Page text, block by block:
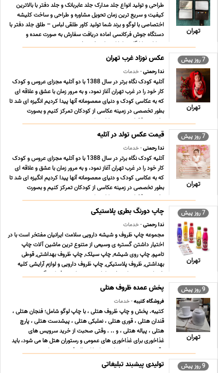
تهران
طراحی و تولید انواع جلد مدارک جلد عابربانک و جلد دفتر با بالاترین
کیفیت و سریع ترین زمان تحویل مشاوره و طراحی و ساخت کلیشه
اختصاصی با لوگو و برند شما تولید کاور طلقی لباس – طلق جلد دفتر با
دستگاه جوش فرکانسی اماده دریافت سفارش به صورت عمده و
همکاری با ارگان ها بانک ها و بخش خصوصی ... ...
7 روز پیش
تهران
عکس نوزاد غرب تهران
ندا رحمتی- خدمات
آتلیه کودک نگاه برتر در سال 1388 با دو آتلیه مجزای عروس و کودک
کار خود را در غرب تهران آغاز نمود، و به مرور زمان با عشق و علاقه ای
که به عکاسی کودک و دنیای معصومانه آنها پیدا کردیم انگیزه ای شد تا
بطور تخصصی در زمینه عکاسی از کودکان تمرکز کنیم و بصورت
تخصصی فقط در زمینه عکاسی کود ... ...
7 روز پیش
تهران
قیمت عکس تولد در آتلیه
ندا رحمتی- خدمات
آتلیه کودک نگاه برتر در سال 1388 با دو آتلیه مجزای عروس و کودک
کار خود را در غرب تهران آغاز نمود، و به مرور زمان با عشق و علاقه ای
که به عکاسی کودک و دنیای معصومانه آنها پیدا کردیم انگیزه ای شد تا
بطور تخصصی در زمینه عکاسی از کودکان تمرکز کنیم و بصورت
تخصصی فقط در زمینه عکاسی کود ... ...
7 روز پیش
تهران
چاپ دورنگ بطری پلاستیکی
ندا رحمتی- خدمات
مجموعه چاپ ظروف و شیشه دارویی سلامت ایرانیان مفتخر است با در
اختیار داشتن گستره ی وسیعی از متنوع ترین ماشین آلات چاپ
تامپو, چاپ روی شیشه, چاپ سیلک, چاپ ظروف بهداشتی, قوطی
بهداشتی, ظروف پلاستیکی, چاپ ظروف دارویی و لوازم آرایشی کلیه
خدمات و محصولات خود را با توجه به نیاز مصرف کنندگ ... ...
9 روز پیش
تهران
پخش عمده ظروف هتلی
فروشگاه کتیبه- خدمات
کتیبه. پخش و چاپ ظروف هتلی ، با چاپ لوگو شامل؛ فنجان هتلی ،
قندان هتلی ، قوری هتلی ، نعلبکی هتلی ، پیشدست هتلی ، پارچ
هتلی ، پیاله هتلی ، و .. . وقتی صحبت از خرید سرویس های
غذاخوری برای غذاخوری های عمومی و رستوران هتل ها می شود، باید
دقت بیشتری داشته باشید. انتخاب ظروف چینی مرغوب ... ...
9 روز پیش تولیدی پیشبند تبلیغاتی